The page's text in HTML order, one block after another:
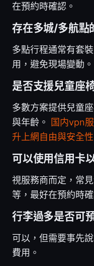
在預約時確認。
存在多城/多航點
多點行程通常有套
用，避免現場變動。
是否支援兒童座
多數方案提供兒童
與年齡。
国内vpn
升上網自由與安全性
可以使用信用卡
視服務商而定，常
等，最好在預約時確
行李過多是否可
可以，但需要事先
費用。